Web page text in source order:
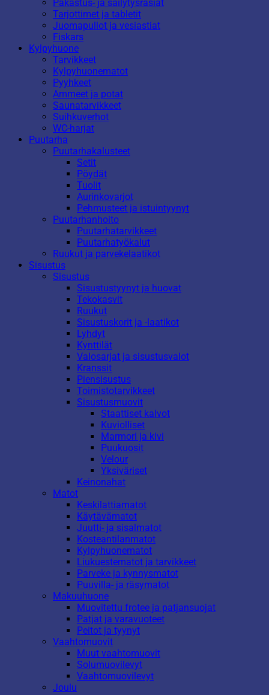
Pakastus- ja säilytysrasiat
Tarjottimet ja tabletit
Juomapullot ja vesiastiat
Fiskars
Kylpyhuone
Tarvikkeet
Kylpyhuonematot
Pyyhkeet
Ammeet ja potat
Saunatarvikkeet
Suihkuverhot
WC-harjat
Puutarha
Puutarhakalusteet
Setit
Pöydät
Tuolit
Aurinkovarjot
Pehmusteet ja istuintyynyt
Puutarhanhoito
Puutarhatarvikkeet
Puutarhatyökalut
Ruukut ja parvekelaatikot
Sisustus
Sisustus
Sisustustyynyt ja huovat
Tekokasvit
Ruukut
Sisustuskorit ja -laatikot
Lyhdyt
Kynttilät
Valosarjat ja sisustusvalot
Kranssit
Piensisustus
Toimistotarvikkeet
Sisustusmuovit
Staattiset kalvot
Kuviolliset
Marmori ja kivi
Puukuosit
Velour
Yksiväriset
Keinonahat
Matot
Keskilattiamatot
Käytävämatot
Juutti- ja sisalmatot
Kosteantilanmatot
Kylpyhuonematot
Liukuestematot ja tarvikkeet
Parveke ja kynnysmatot
Puuvilla- ja räsymatot
Makuuhuone
Muovitettu frotee ja patjansuojat
Patjat ja varavuoteet
Peitot ja tyynyt
Vaahtomuovit
Muut vaahtomuovit
Solumuovilevyt
Vaahtomuovilevyt
Joulu